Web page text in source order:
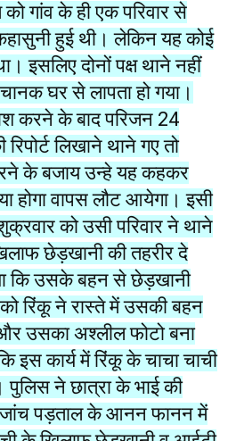
गांव के ही एक परिवार से
हुई थी। लेकिन यह कोई
इसलिए दोनों पक्ष थाने नहीं
घर से लापता हो गया।
करने के बाद परिजन 24
लिखाने थाने गए तो
करने के बजाय उन्हे यह कहकर
होगा वापस लौट आयेगा। इसी
को उसी परिवार ने थाने
छेड़खानी की तहरीर दे
कि उसके बहन से छेड़खानी
रिंकू ने रास्ते में उसकी बहन
उसका अश्लील फोटो बना
इस कार्य में रिंकू के चाचा चाची
ने छात्रा के भाई की
जांच पड़ताल के आनन फानन में